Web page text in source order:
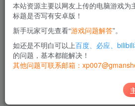
此内容为付费资源，请付费后查看
10
黄金会员免费
《Pure Pool Pro》重新定义现代台
本站资源主要以网友上传的电脑游戏为
标题是否写有安卓版！
新手玩家可先查看“游戏问题解答”。
如还是不明白可以上百度、必应、
的问题，基本都能解决！
其他问题可联系邮箱：